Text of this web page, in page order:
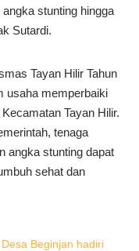
stunting hingga
Sutardi.
Tayan Hilir Tahun
usaha memperbaiki
Tayan Hilir.
tenaga
angka stunting dapat
sehat dan
Beginjan hadiri